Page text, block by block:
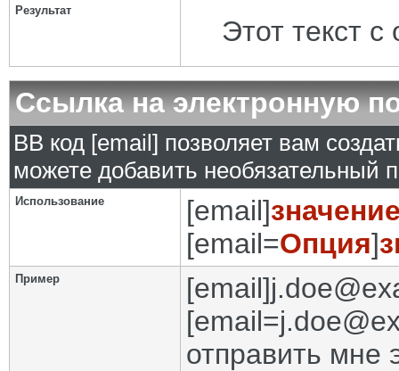
Результат
Этот текст с
Ссылка на электронную
BB код [email] позволяет вам
можете добавить необязательный
Использование [email]
[email=Опция]
Пример
отправить мне